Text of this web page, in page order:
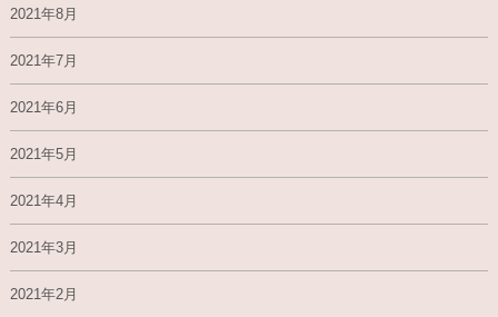
2021年8月
2021年7月
2021年6月
2021年5月
2021年4月
2021年3月
2021年2月